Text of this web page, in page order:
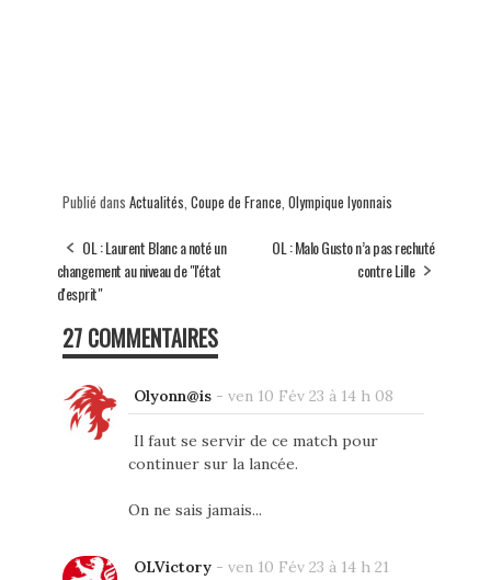
Publié dans Actualités, Coupe de France, Olympique lyonnais
OL : Laurent Blanc a noté un
changement au niveau de "l'état
d'esprit"
OL : Malo Gusto n’a pas rechuté
contre Lille
27 COMMENTAIRES
Olyonn@is- ven 10 Fév 23 à 14 h 08
Il faut se servir de ce match pour
continuer sur la lancée.
On ne sais jamais...
OLVictory- ven 10 Fév 23 à 14 h 21